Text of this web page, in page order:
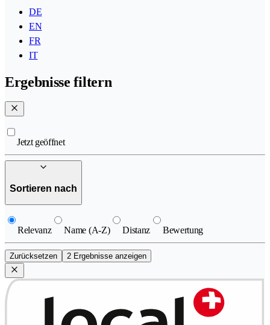
DE
EN
FR
IT
Ergebnisse filtern
Jetzt geöffnet
Sortieren nach
Relevanz Name (A-Z) Distanz Bewertung
Zurücksetzen 2 Ergebnisse anzeigen